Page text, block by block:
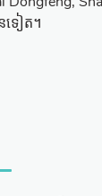
ទៀត។